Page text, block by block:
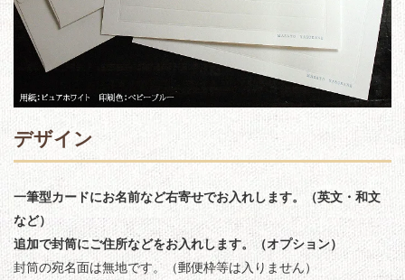
デザイン
一筆型カードにお名前など右寄せでお入れします。（英文・和文
など）
追加で封筒にご住所などをお入れします。（オプション）
封筒の宛名面は無地です。（郵便枠等は入りません）